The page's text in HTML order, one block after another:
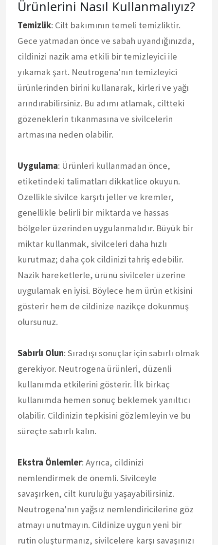
Ürünlerini Nasıl Kullanmalıyız?
Temizlik: Cilt bakımının temeli temizliktir.
Gece yatmadan önce ve sabah uyandığınızda,
cildinizi nazik ama etkili bir temizleyici ile
yıkamak şart. Neutrogena'nın temizleyici
ürünlerinden birini kullanarak, kirleri ve yağı
arındırabilirsiniz. Bu adımı atlamak, ciltteki
gözeneklerin tıkanmasına ve sivilcelerin
artmasına neden olabilir.
Uygulama: Ürünleri kullanmadan önce,
etiketindeki talimatları dikkatlice okuyun.
Özellikle sivilce karşıtı jeller ve kremler,
genellikle belirli bir miktarda ve hassas
bölgeler üzerinden uygulanmalıdır. Büyük bir
miktar kullanmak, sivilceleri daha hızlı
kurutmaz; daha çok cildinizi tahriş edebilir.
Nazik hareketlerle, ürünü sivilceler üzerine
uygulamak en iyisi. Böylece hem ürün etkisini
gösterir hem de cildinize nazikçe dokunmuş
olursunuz.
Sabırlı Olun: Sıradışı sonuçlar için sabırlı olmak
gerekiyor. Neutrogena ürünleri, düzenli
kullanımda etkilerini gösterir. İlk birkaç
kullanımda hemen sonuç beklemek yanıltıcı
olabilir. Cildinizin tepkisini gözlemleyin ve bu
süreçte sabırlı kalın.
Ekstra Önlemler: Ayrıca, cildinizi
nemlendirmek de önemli. Sivilceyle
savaşırken, cilt kuruluğu yaşayabilirsiniz.
Neutrogena'nın yağsız nemlendiricilerine göz
atmayı unutmayın. Cildinize uygun yeni bir
rutin oluşturmanız, sivilcelere karşı savaşınızı